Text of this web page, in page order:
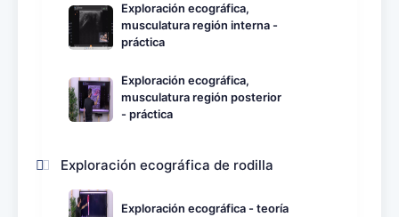
Exploración ecográfica,
musculatura región interna -
práctica
Exploración ecográfica,
musculatura región posterior
- práctica
Exploración ecográfica de rodilla
Exploración ecográfica - teoría